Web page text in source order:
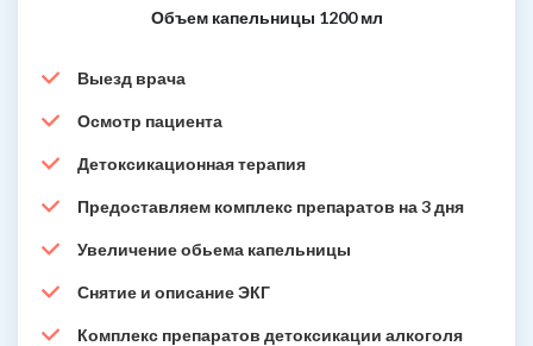
Объем капельницы 1200 мл
Выезд врача
Осмотр пациента
Детоксикационная терапия
Предоставляем комплекс препаратов на 3 дня
Увеличение обьема капельницы
Снятие и описание ЭКГ
Комплекс препаратов детоксикации алкоголя